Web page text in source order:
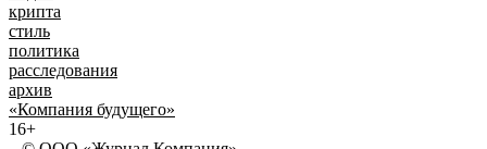
крипта
стиль
политика
расследования
архив
«Компания будущего»
16+